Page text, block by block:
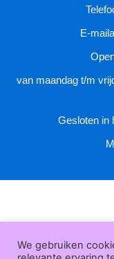
E-
van maandag t/m
Gesloten in
We gebruiken